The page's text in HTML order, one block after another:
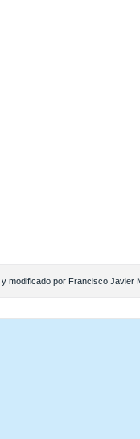
y modificado por Francisco Javier